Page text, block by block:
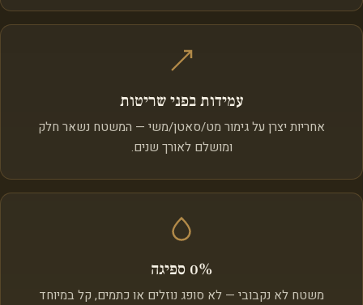
עמידות בפני שריטות
אחריות יצרן על גימור מט/סאטן/משי — המשטח נשאר חלק
ומושלם לאורך שנים.
0% ספיגה
משטח לא נקבובי — לא סופג נוזלים או כתמים, קל במיוחד